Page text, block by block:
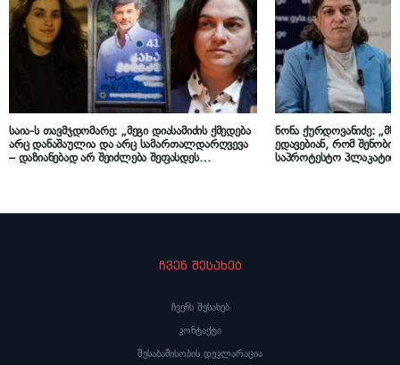
საია-ს თავმჯდომარე: „მეგი დიასამიძის ქმედება
არც დანაშაულია და არც სამართალდარღვევა
– დაზიანებად არ შეიძლება შეფასდეს
ნონა ქურდოვანიძე:
ედავებიან, რომ შენობის
საპროტესტო
დაჯარიმებას“
ჩვენ შესახებ
ჩვენს შესახებ
კონტაქტი
შესაბამისობის დეკლარაცია